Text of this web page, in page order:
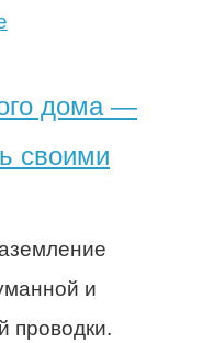
дома —
своими
и
проводки.